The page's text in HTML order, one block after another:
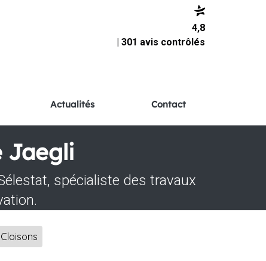
4,8
| 301 avis contrôlés
Actualités Contact
Jaegli
spécialiste des travaux
Cloisons